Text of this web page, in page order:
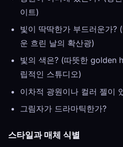
이트)
빛이 딱딱한가 부드러운가?
운 흐린 날의 확산광)
빛의 색은? (따뜻한 golden
립적인 스튜디오)
이차적 광원이나 컬러 젤이
그림자가 드라마틱한가?
스타일과 매체 식별